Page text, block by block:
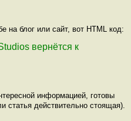
на блог или сайт, вот HTML код:
вернётся к
информацией, готовы
статья действительно стоящая).